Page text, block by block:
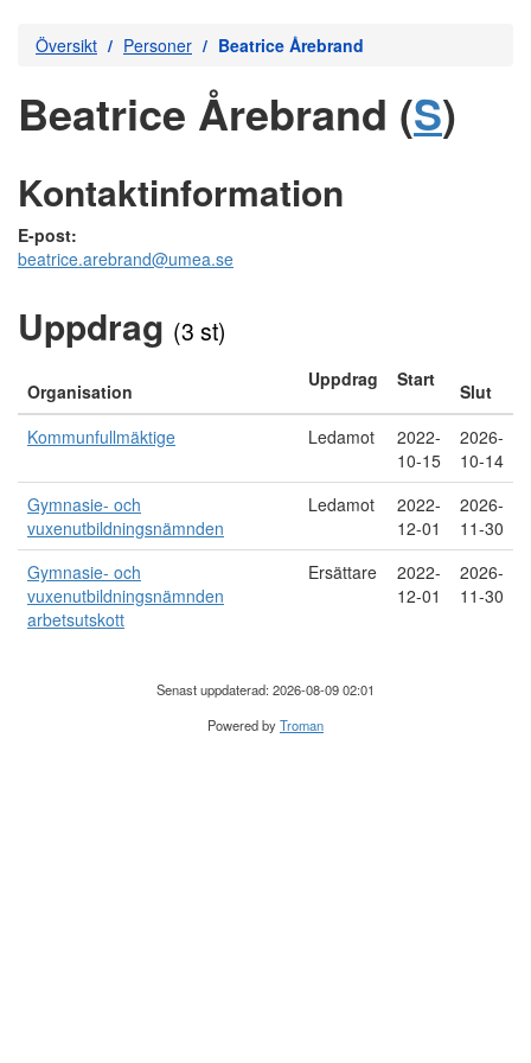
Översikt Personer Beatrice Årebrand
Beatrice Årebrand (S)
Kontaktinformation
E-post:
beatrice.arebrand@umea.se
Uppdrag (3 st)
Organisation
Uppdrag Start
Slut
Kommunfullmäktige
Ledamot
2022-
10-15
2026-
10-14
Gymnasie- och
vuxenutbildningsnämnden
Ledamot
2022-
12-01
2026-
11-30
Gymnasie- och
vuxenutbildningsnämnden
arbetsutskott
Ersättare
2022-
12-01
2026-
11-30
Senast uppdaterad: 2026-08-09 02:01
Powered byTroman